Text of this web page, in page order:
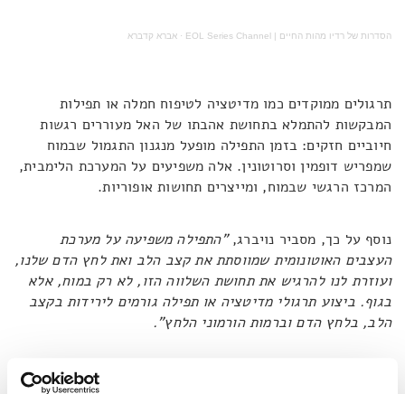
הסדרות של רדיו מהות החיים | EOL Series Channel · אברא קדברא
תרגולים ממוקדים כמו מדיטציה לטיפוח חמלה או תפילות
המבקשות להתמלא בתחושת אהבתו של האל מעוררים רגשות
חיוביים חזקים: בזמן התפילה מופעל מנגנון התגמול שבמוח
שמפריש דופמין וסרוטונין. אלה משפיעים על המערכת הלימבית,
המרכז הרגשי שבמוח, ומייצרים תחושות אופוריות.
נוסף על כך, מסביר נויברג,"התפילה משפיעה על מערכת
העצבים האוטונומית שמווסתת את קצב הלב ואת לחץ הדם שלנו,
ועוזרת לנו להרגיש את תחושת השלווה הזו, לא רק במוח, אלא
בגוף. ביצוע תרגולי מדיטציה או תפילה גורמים לירידות בקצב
הלב, בלחץ הדם וברמות הורמוני הלחץ".
כל אלה מעבים את המסלולים העצביים הרלוונטיים במוחם של